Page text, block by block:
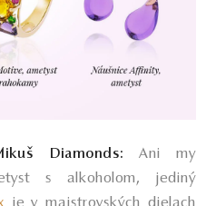
Diamonds: Ani my
s alkoholom, jediný